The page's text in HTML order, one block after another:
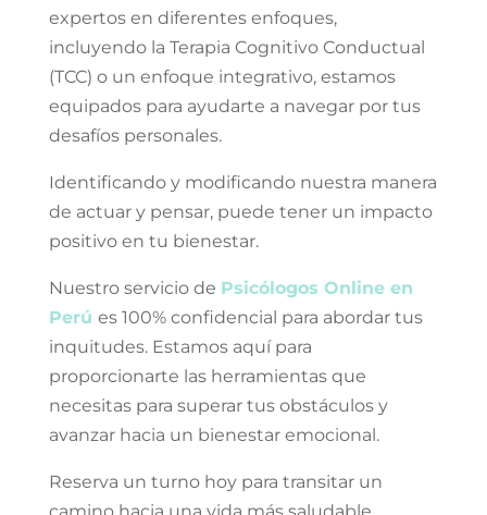
expertos en diferentes enfoques,
incluyendo la Terapia Cognitivo Conductual
(TCC) o un enfoque integrativo, estamos
equipados para ayudarte a navegar por tus
desafíos personales.
Identificando y modificando nuestra manera
de actuar y pensar, puede tener un impacto
positivo en tu bienestar.
Nuestro servicio de Psicólogos Online en
Perú es 100% confidencial para abordar tus
inquitudes. Estamos aquí para
proporcionarte las herramientas que
necesitas para superar tus obstáculos y
avanzar hacia un bienestar emocional.
Reserva un turno hoy para transitar un
camino hacia una vida más saludable.